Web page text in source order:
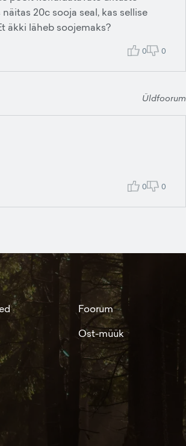
20c sooja seal, kas sellise
äkki läheb soojemaks?
0 0
Üldfoorum
0 0
Foorum
Ost-müük